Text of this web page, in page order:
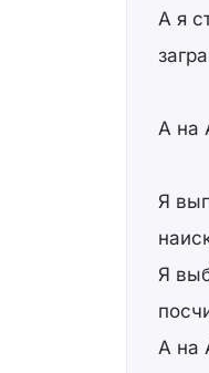
А я
А на
Я
Я
А на